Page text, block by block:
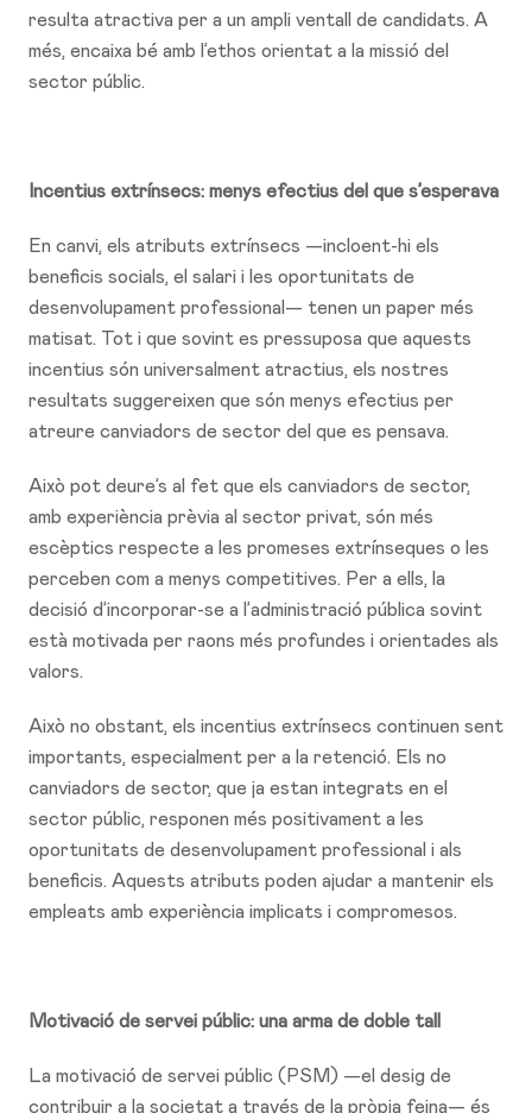
resulta atractiva per a un ampli ventall de candidats. A
més, encaixa bé amb l’ethos orientat a la missió del
sector públic.
Incentius extrínsecs: menys efectius del que s’esperava
En canvi, els atributs extrínsecs —incloent-hi els
beneficis socials, el salari i les oportunitats de
desenvolupament professional— tenen un paper més
matisat. Tot i que sovint es pressuposa que aquests
incentius són universalment atractius, els nostres
resultats suggereixen que són menys efectius per
atreure canviadors de sector del que es pensava.
Això pot deure’s al fet que els canviadors de sector,
amb experiència prèvia al sector privat, són més
escèptics respecte a les promeses extrínseques o les
perceben com a menys competitives. Per a ells, la
decisió d’incorporar-se a l’administració pública sovint
està motivada per raons més profundes i orientades als
valors.
Això no obstant, els incentius extrínsecs continuen sent
importants, especialment per a la retenció. Els no
canviadors de sector, que ja estan integrats en el
sector públic, responen més positivament a les
oportunitats de desenvolupament professional i als
beneficis. Aquests atributs poden ajudar a mantenir els
empleats amb experiència implicats i compromesos.
Motivació de servei públic: una arma de doble tall
La motivació de servei públic (PSM) —el desig de
contribuir a la societat a través de la pròpia feina— és